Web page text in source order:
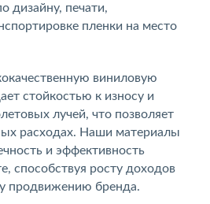
дизайну, печати,
пленки на место
виниловую
стойкостью к износу и
лучей, что позволяет
расходах. Наши материалы
и эффективность
способствуя росту доходов
продвижению бренда.